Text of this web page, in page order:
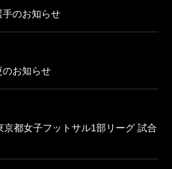
手のお知らせ
のお知らせ
京都女子フットサル1部リーグ 試合